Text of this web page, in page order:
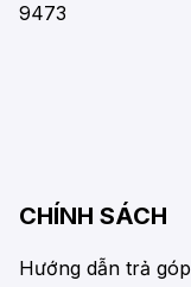
9473
CHÍNH SÁCH
Hướng dẫn trả góp